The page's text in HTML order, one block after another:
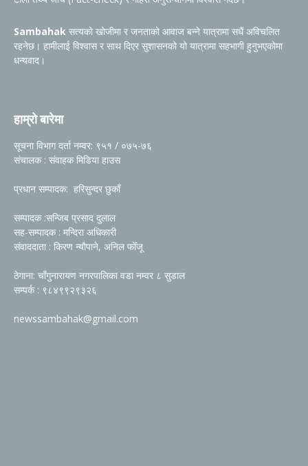
Sambahak सत्यको खोजीमा र जनताको आवाज बन्ने यात्रामा सधैं अविचलित
रहनेछ। हामीलाई विश्वास र साथ दिएर सुशासनको यो यात्रामा सहभागी हुनुभएकोमा
धन्यवाद।
हाम्रो बारेमा
सूचना विभाग दर्ता नम्वर: ९५१ / ०७५-७६
संचालक : संवाहक मिडिया हाउस
प्रधान सम्पादक: हरिसुन्दर छुकाँ
सम्पादक :सन्जिब प्रसाद दुलाल
सह-सम्पादक : मन्दिरा अधिकारी
संवाददाता : किरण न्यौपाने, अनिल फोँजू
ठेगाना: चाँगुनारायण नगरपालिका वडा नम्वर ८ सुडाल
सम्पर्क : ९८४९९२९३२६
newssambahak@gmail.com